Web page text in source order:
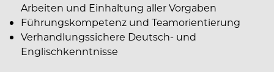
Arbeiten und Einhaltung aller Vorgaben
Führungskompetenz und Teamorientierung
Verhandlungssichere Deutsch- und
Englischkenntnisse